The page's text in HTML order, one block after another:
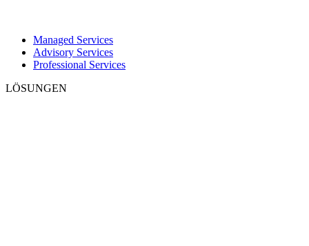
Managed Services
Advisory Services
Professional Services
LÖSUNGEN